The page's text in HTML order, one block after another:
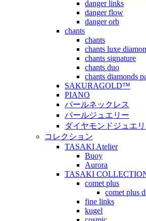
danger links
danger flow
danger orb
chants
chants
chants luxe
chants signature
chants duo
chants diamonds
SAKURAGOLD™
PIANO
パールネックレス
パールジュエリー
ダイヤモンドジュエ
コレクション
TASAKI Atelier
Buoy
Aurora
TASAKI
comet plus
comet plus
fine links
kugel